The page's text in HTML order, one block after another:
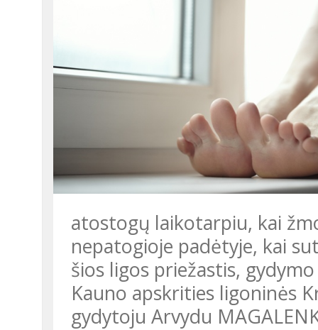
atostogų laikotarpiu, kai
nepatogioje padėtyje, kai
šios ligos priežastis,
Kauno apskrities ligoninės
gydytoju Arvydu